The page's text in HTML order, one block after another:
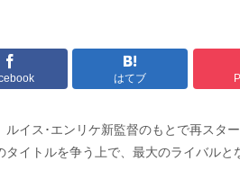
はてブ
ルイス･エンリケ新監督のもとで再スタ
タイトルを争う上で、最大のライバル